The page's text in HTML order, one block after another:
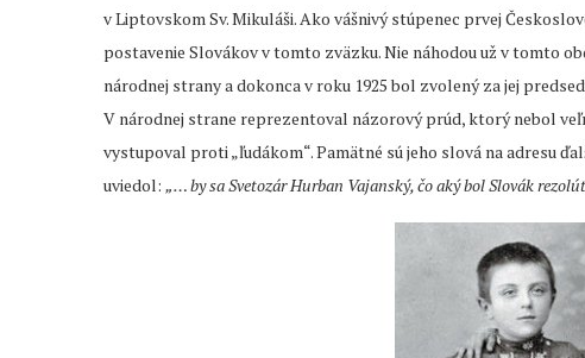
v Liptovskom Sv. Mikuláši. Ako vášnivý stúpenec prvej
postavenie Slovákov v tomto zväzku. Nie náhodou už v tomto
národnej strany a dokonca v roku 1925 bol zvolený za jej
V národnej strane reprezentoval názorový prúd, ktorý nebol
vystupoval proti „ľudákom“. Pamätné sú jeho slová na adresu
uviedol: „… by sa Svetozár Hurban Vajanský, čo aký bol Slovák